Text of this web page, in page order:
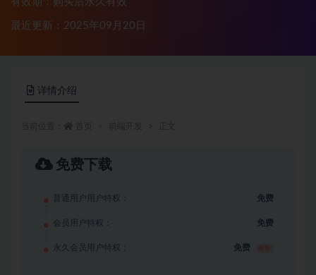
最近更新：2025年09月20日
详情介绍
免费下载
普通用户用户特权： 免费
会员用户特权： 免费
永久会员用户特权： 免费